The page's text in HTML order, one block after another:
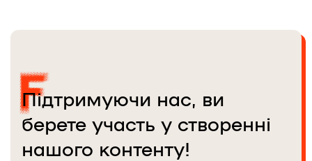
Підтримуючи нас, ви
берете участь у створенні
нашого контенту!